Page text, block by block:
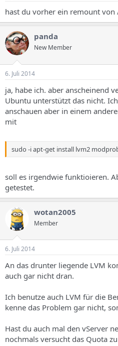
hast du vorher ein remount von
panda
New Member
6. Juli 2014
ja, habe ich. aber anscheinend
Ubuntu unterstützt das nicht.
anschauen aber in einem
mit
sudo -i apt-get install lvm2
soll es irgendwie funktioieren.
getestet.
wotan2005
Member
6. Juli 2014
An das drunter liegende LVM
auch gar nicht dran.
Ich benutze auch LVM für die
kenne das Problem gar nicht,
Hast du auch mal den vServer
nochmals versucht das Quota